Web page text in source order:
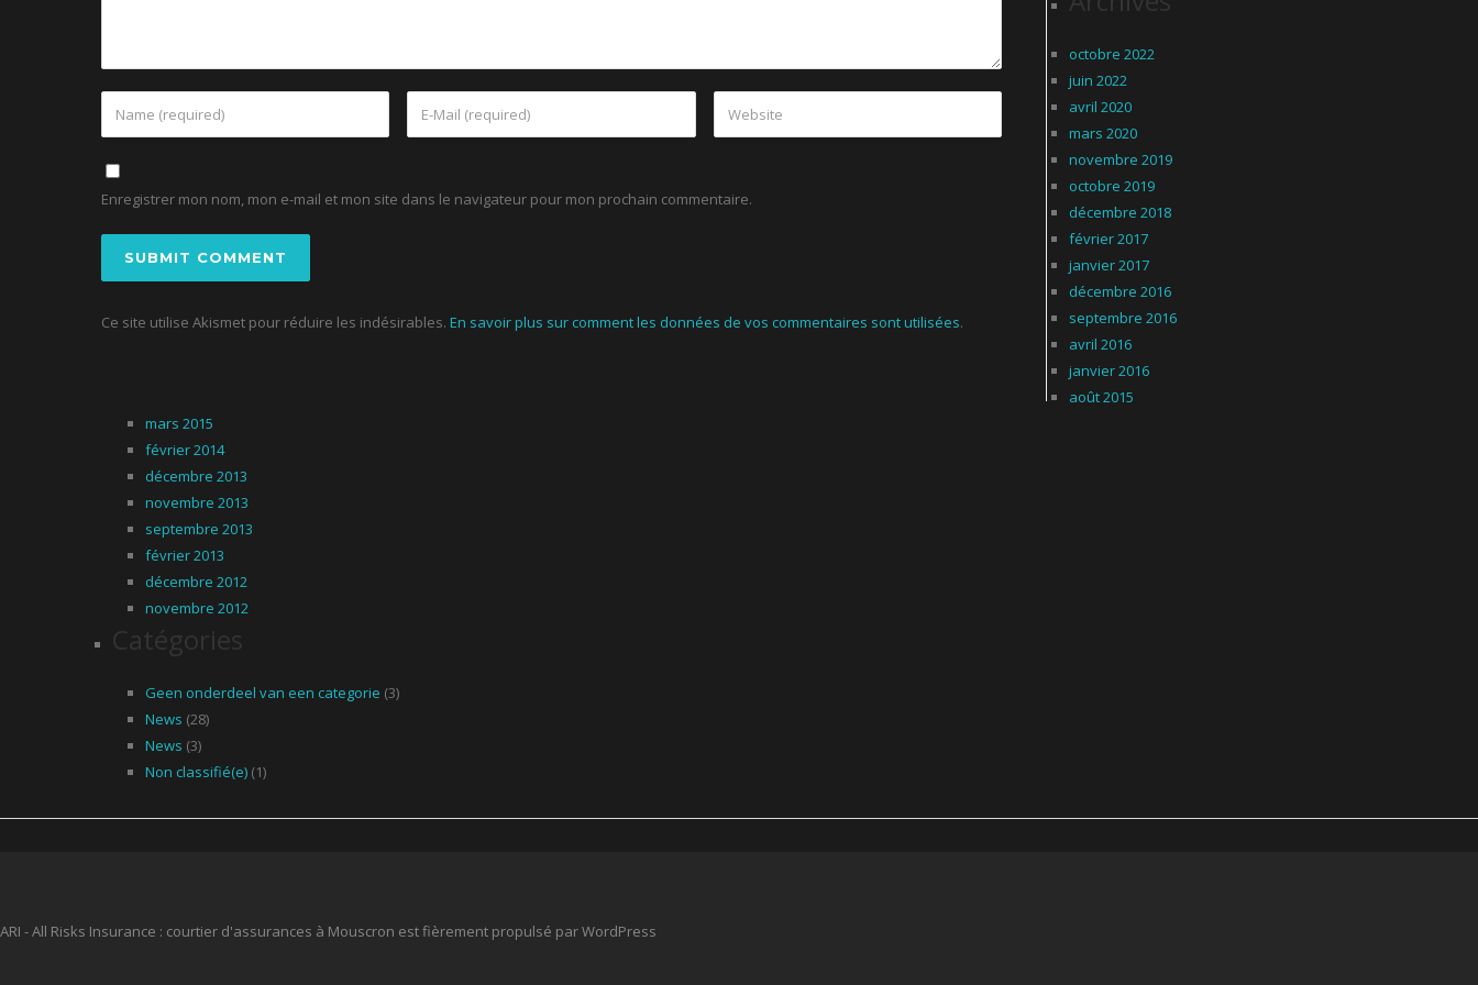
Enregistrer mon nom, mon e-mail et mon site dans le navigateur pour mon prochain commentaire.
Ce site utilise Akismet pour réduire les indésirables. En savoir plus sur comment les données de vos commentaires sont utilisées.
octobre 2022
juin 2022
avril 2020
mars 2020
novembre 2019
octobre 2019
décembre 2018
février 2017
janvier 2017
décembre 2016
septembre 2016
avril 2016
janvier 2016
août 2015
mars 2015
février 2014
décembre 2013
novembre 2013
septembre 2013
février 2013
décembre 2012
novembre 2012
Catégories
Geen onderdeel van een categorie (3)
News (28)
News (3)
Non classifié(e) (1)
ARI - All Risks Insurance : courtier d'assurances à Mouscron est fièrement propulsé parWordPress